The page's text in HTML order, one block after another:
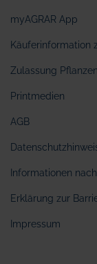
myAGRAR App
Käuferinformation
Zulassung
Printmedien
AGB
Informationen
Erklärung zur
Impressum